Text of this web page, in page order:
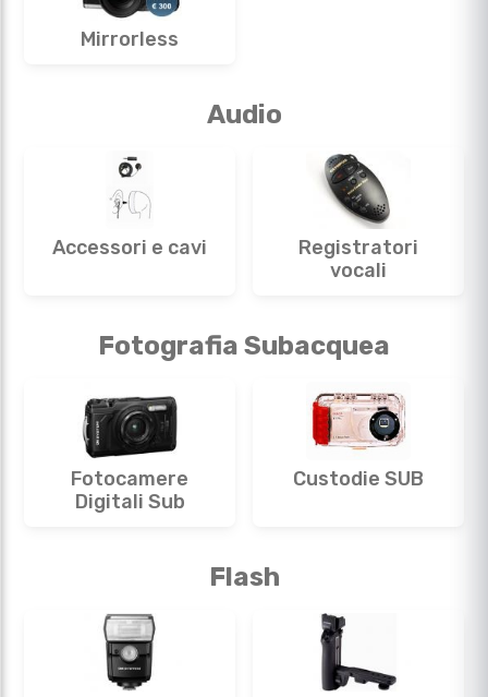
Mirrorless
Audio
Accessori e cavi
Registratori
vocali
Fotografia Subacquea
Fotocamere
Digitali Sub
Custodie SUB
Flash